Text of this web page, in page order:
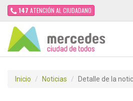
147 ATENCIÓN AL CIUDADANO
Inicio Noticias Detalle de la